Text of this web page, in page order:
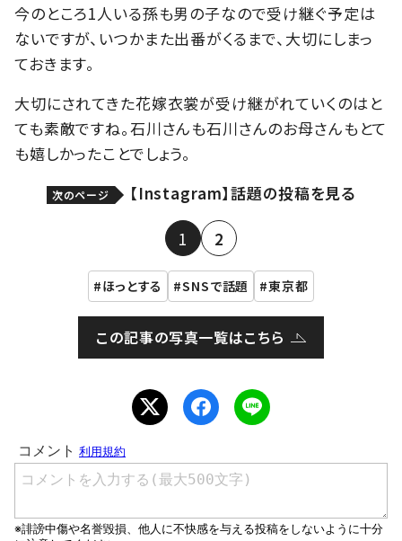
今のところ1人いる孫も男の子なので受け継ぐ予定は
ないですが、いつかまた出番がくるまで、大切にしまっ
ておきます。
大切にされてきた花嫁衣裳が受け継がれていくのはと
ても素敵ですね。石川さんも石川さんのお母さんもとて
も嬉しかったことでしょう。
次のページ 【Instagram】話題の投稿を見る
1 2
ほっとする SNSで話題 東京都
この記事の写真一覧はこちら